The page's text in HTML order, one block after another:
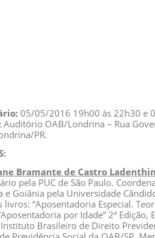
05/05/2016 19h00 às 22h30 e
Auditório OAB/Londrina – Rua
PR.
Bramante de Castro Ladenthin
pela PUC de São Paulo.
e Goiânia pela Universidade
“Aposentadoria Especial.
por Idade” 2ª
Brasileiro de Direito